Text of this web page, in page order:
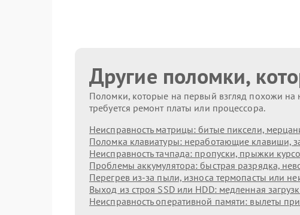
Другие поломки,
Поломки, которые на первый взгляд похожи на
требуется ремонт платы или процессора.
Неисправность матрицы: битые пиксели,
Поломка клавиатуры: неработающие клавиши,
Неисправность тачпада: пропуски, прыжки
Проблемы аккумулятора: быстрая разрядка,
Перегрев из‑за пыли, износа термопасты или
Выход из строя SSD или HDD: медленная
Неисправность оперативной памяти: вылеты